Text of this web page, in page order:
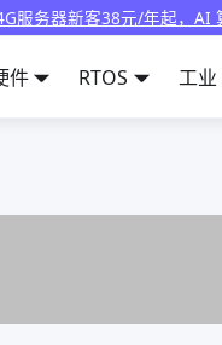
服务器新客38元/年起，
件 RTOS 工业